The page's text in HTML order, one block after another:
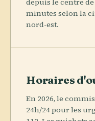
depuis le centre de
minutes selon la
nord-est.
Horaires
En 2026, le
24h/24 pour les